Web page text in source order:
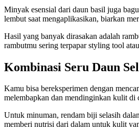
Minyak esensial dari daun basil juga
lembut saat mengaplikasikan, biarkan
Hasil yang banyak dirasakan adalah
rambutmu sering terpapar styling tool
Kombinasi Seru Daun
Kamu bisa bereksperimen dengan
melembapkan dan mendinginkan kulit di
Untuk minuman, rendam biji selasih
memberi nutrisi dari dalam untuk kulit